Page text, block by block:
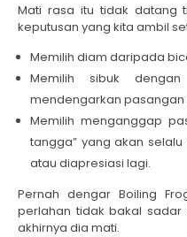
Mati rasa itu tidak datang
keputusan yang kita ambil
Memilih diam daripada
Memilih sibuk
mendengarkan pasangan
Memilih menganggap
tangga” yang akan
atau diapresiasi lagi.
Pernah dengar Boiling
perlahan tidak bakal
akhirnya dia mati.